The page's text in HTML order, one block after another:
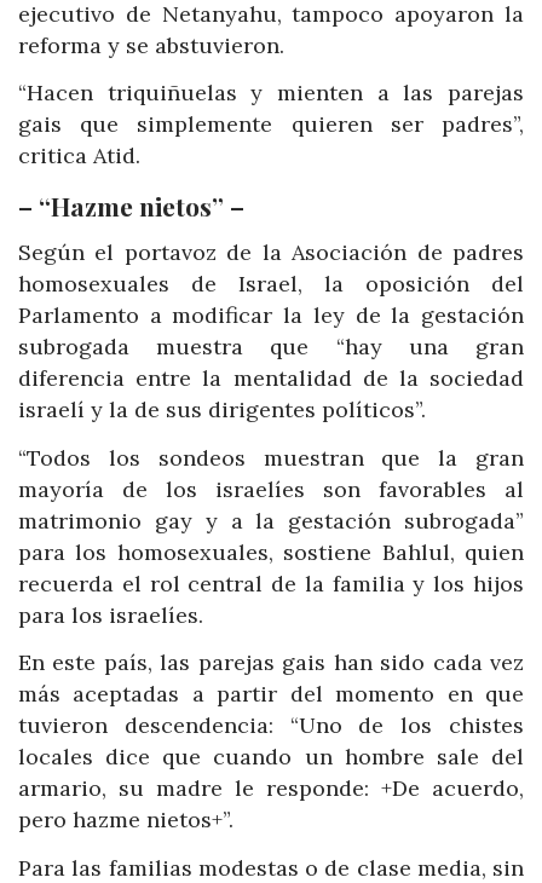
ejecutivo de Netanyahu, tampoco apoyaron la
reforma y se abstuvieron.
“Hacen triquiñuelas y mienten a las parejas
gais que simplemente quieren ser padres”,
critica Atid.
– “Hazme nietos” –
Según el portavoz de la Asociación de padres
homosexuales de Israel, la oposición del
Parlamento a modificar la ley de la gestación
subrogada muestra que “hay una gran
diferencia entre la mentalidad de la sociedad
israelí y la de sus dirigentes políticos”.
“Todos los sondeos muestran que la gran
mayoría de los israelíes son favorables al
matrimonio gay y a la gestación subrogada”
para los homosexuales, sostiene Bahlul, quien
recuerda el rol central de la familia y los hijos
para los israelíes.
En este país, las parejas gais han sido cada vez
más aceptadas a partir del momento en que
tuvieron descendencia: “Uno de los chistes
locales dice que cuando un hombre sale del
armario, su madre le responde: +De acuerdo,
pero hazme nietos+”.
Para las familias modestas o de clase media, sin